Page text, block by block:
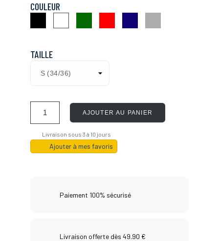
COULEUR
TAILLE
AJOUTER AU PANIER
Livraison sous 3 à 10 jours
Ajouter à mes favoris
Paiement 100% sécurisé
Livraison offerte dès 49.90 €